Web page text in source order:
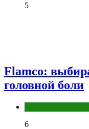
5
Flamco:
головной боли
6